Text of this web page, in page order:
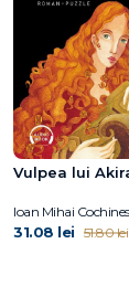
Vulpea lui
Ioan Mihai
31.08 lei 51.80 lei